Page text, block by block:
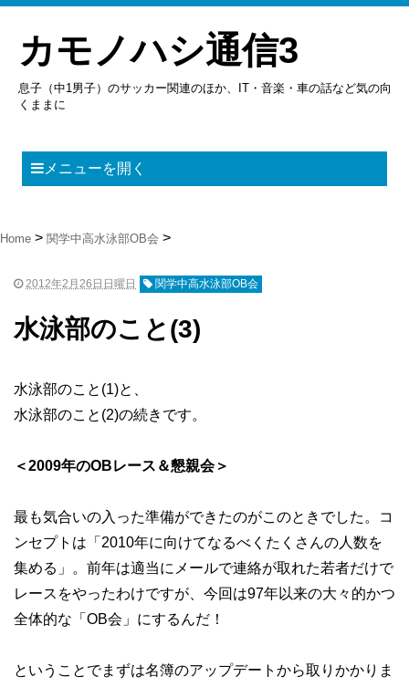
カモノハシ通信3
息子（中1男子）のサッカー関連のほか、IT・音楽・車の話など気の向
くままに
メニューを開く
Home 関学中高水泳部OB会
2012年2月26日日曜日 関学中高水泳部OB会
水泳部のこと(3)
水泳部のこと(1)と、
水泳部のこと(2)の続きです。
＜2009年のOBレース＆懇親会＞
最も気合いの入った準備ができたのがこのときでした。コ
ンセプトは「2010年に向けてなるべくたくさんの人数を
集める」。前年は適当にメールで連絡が取れた若者だけで
レースをやったわけですが、今回は97年以来の大々的かつ
全体的な「OB会」にするんだ！
ということでまずは名簿のアップデートから取りかかりま